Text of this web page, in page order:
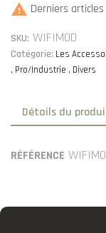
 Derniers
SKU: WIFIMOD
Catégorie: Les
Pro/Industrie
Divers
Détails du
RÉFÉRENCE